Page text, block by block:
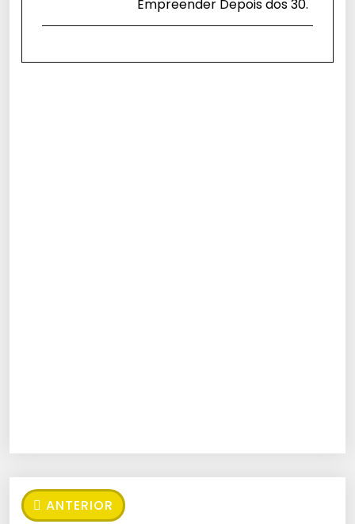
Empreender Depois dos 30.
ANTERIOR